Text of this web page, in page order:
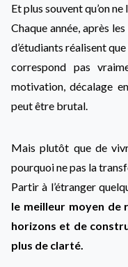
Et plus souvent qu’on ne
Chaque année, après
d’étudiants réalisent
correspond pas
motivation, décalage
peut être brutal.
Mais plutôt que de
pourquoi ne pas la
Partir à l’étranger
le meilleur moyen de
horizons et de
plus de clarté.